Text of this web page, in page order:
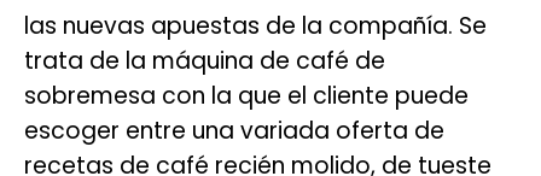
las nuevas apuestas de la compañía. Se
trata de la máquina de café de
sobremesa con la que el cliente puede
escoger entre una variada oferta de
recetas de café recién molido, de tueste